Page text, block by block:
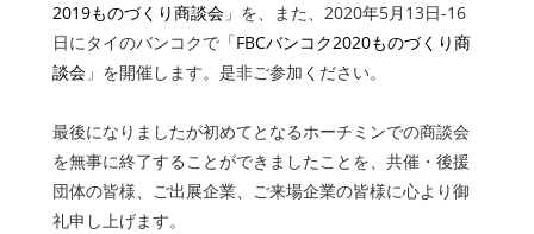
2019ものづくり商談会 」を、また、2020年5月13日-16
日にタイのバンコクで「FBCバンコク2020ものづくり商
談会 」を開催します。是非ご参加ください。
最後になりましたが初めてとなるホーチミンでの商談会
を無事に終了することができましたことを、共催・後援
団体の皆様、ご出展企業、ご来場企業の皆様に心より御
礼申し上げます。